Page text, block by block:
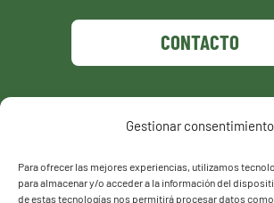
Gestionar consentimiento
Para ofrecer las mejores experiencias, utilizamos
para almacenar y/o acceder a la información del
de estas tecnologías nos permitirá procesar datos
CONTACTO